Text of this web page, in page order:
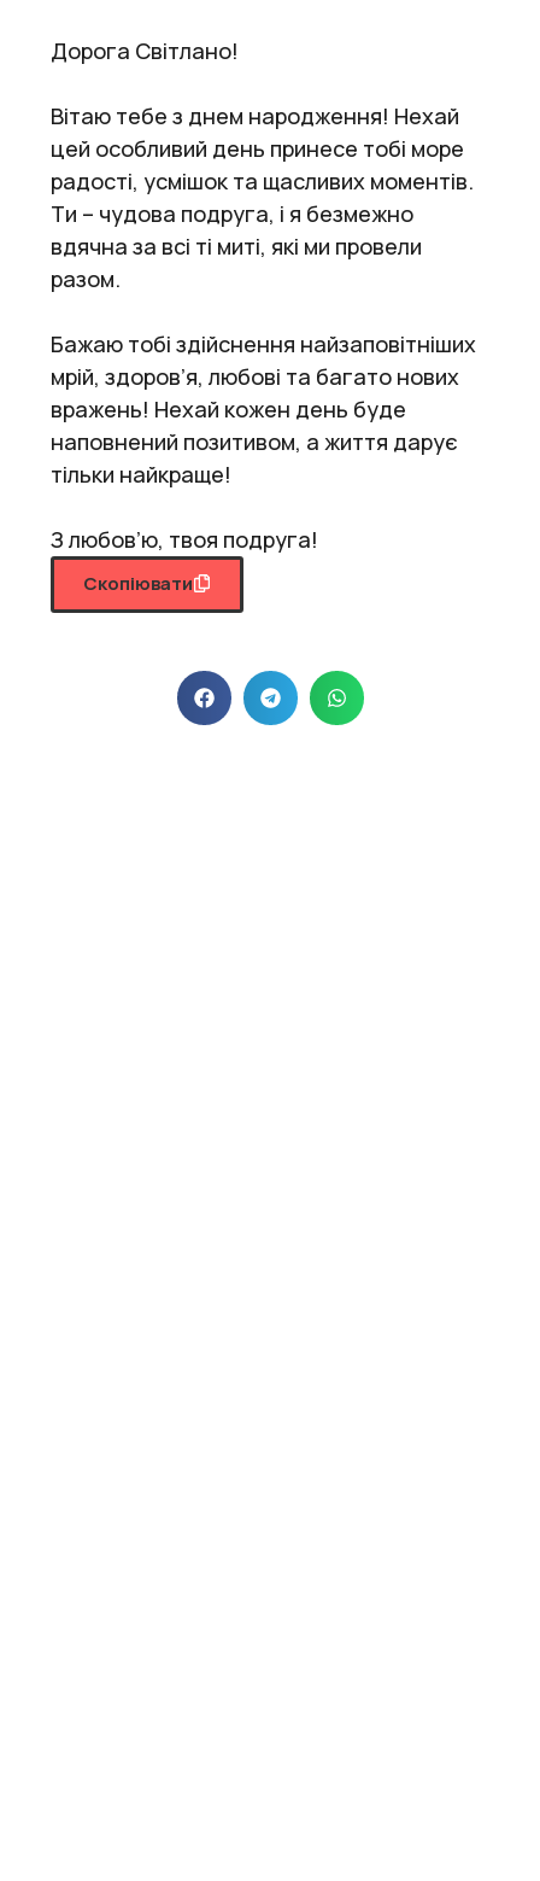
Дорога Світлано!
Вітаю тебе з днем народження! Нехай
цей особливий день принесе тобі море
радості, усмішок та щасливих моментів.
Ти – чудова подруга, і я безмежно
вдячна за всі ті миті, які ми провели
разом.
Бажаю тобі здійснення найзаповітніших
мрій, здоров’я, любові та багато нових
вражень! Нехай кожен день буде
наповнений позитивом, а життя дарує
тільки найкраще!
З любов’ю, твоя подруга!
Скопіювати